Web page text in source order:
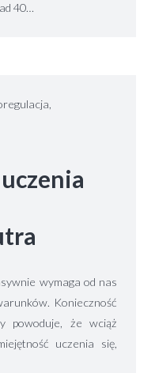
40…
wymaga od nas
Konieczność
powoduje, że wciąż
uczenia się,